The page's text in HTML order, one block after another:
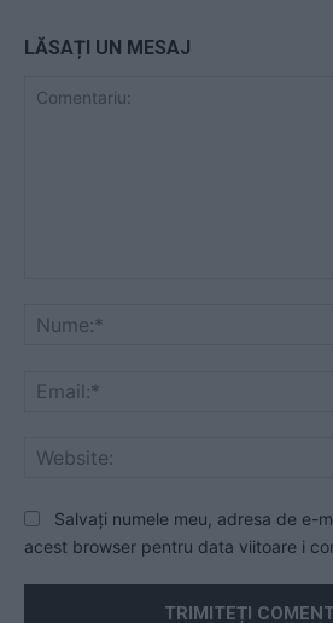
LĂSAȚI UN MESAJ
Salvați numele meu, adresa de e-
acest browser pentru data viitoare i